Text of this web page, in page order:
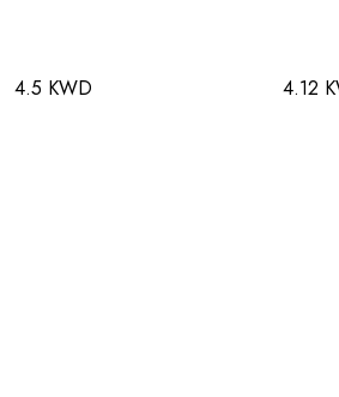
4.5 KWD 4.12